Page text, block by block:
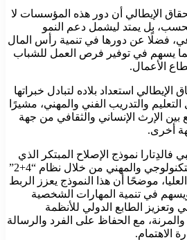
الإيطالي أن دور هذه المؤسسات لا
بل يمتد ليشمل دعم النمو
فضلًا عن دورها في تنمية رأس المال
بما يسهم في توفير فرص العمل للشباب
الأعمال.
الإيطالي استعداد بلاده لتبادل خبراتها
والتدريب الفني والمهني، مشيرًا
بين الإرث الإنساني والثقافي من جهة
أخرى.
نموذج الإصلاح المبتكر الذي
تطبقه إيطاليا في التعليم التكنولوجي والمهني من خلال نظام “4+2”
العليا، موضحًا أن هذا النموذج يعزز الربط
في تنمية المهارات الشخصية
وتعزيز الطابع الدولي للأنظمة
والمرنة، مع الحفاظ على الفرد والرسالة
الاهتمام.